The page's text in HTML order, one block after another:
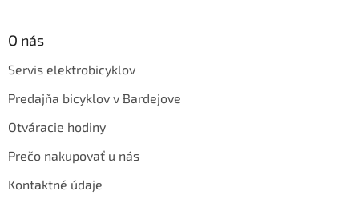
O nás
Servis elektrobicyklov
Predajňa bicyklov v Bardejove
Otváracie hodiny
Prečo nakupovať u nás
Kontaktné údaje